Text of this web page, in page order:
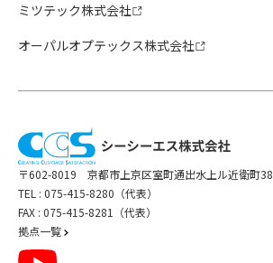
ミツテック株式会社
オーパルオプテックス株式会社
〒602-8019 京都市上京区室町通出水上ル近衛町38
TEL : 075-415-8280（代表）
FAX : 075-415-8281（代表）
拠点一覧